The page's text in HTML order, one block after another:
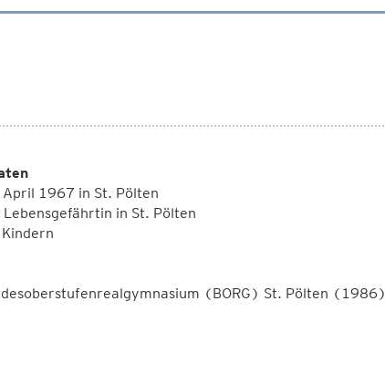
1967 in St. Pölten
in St. Pölten
(BORG) St. Pölten (1986)